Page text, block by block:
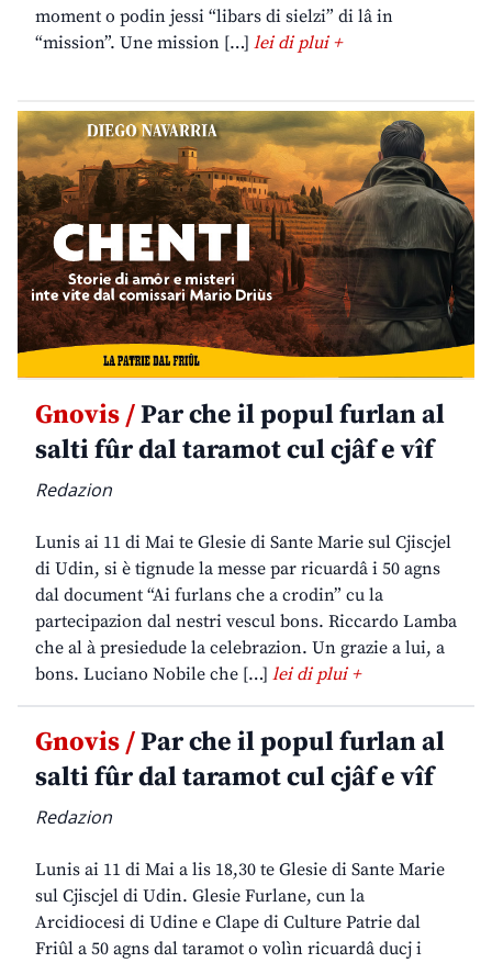
moment o podin jessi “libars di sielzi” di lâ in
“mission”. Une mission […] lei di plui +
Gnovis /Par che il popul furlan al
salti fûr dal taramot cul cjâf e vîf
Redazion
Lunis ai 11 di Mai te Glesie di Sante Marie sul Cjiscjel
di Udin, si è tignude la messe par ricuardâ i 50 agns
dal document “Ai furlans che a crodin” cu la
partecipazion dal nestri vescul bons. Riccardo Lamba
che al à presiedude la celebrazion. Un grazie a lui, a
bons. Luciano Nobile che […] lei di plui +
Gnovis /Par che il popul furlan al
salti fûr dal taramot cul cjâf e vîf
Redazion
Lunis ai 11 di Mai a lis 18,30 te Glesie di Sante Marie
sul Cjiscjel di Udin. Glesie Furlane, cun la
Arcidiocesi di Udine e Clape di Culture Patrie dal
Friûl a 50 agns dal taramot o volìn ricuardâ ducj i